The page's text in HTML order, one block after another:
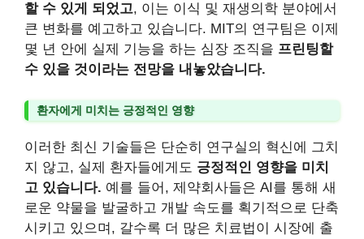
할 수 있게 되었고, 이는 이식 및 재생의학 분야에서
큰 변화를 예고하고 있습니다. MIT의 연구팀은 이제
몇 년 안에 실제 기능을 하는 심장 조직을 프린팅할
수 있을 것이라는 전망을 내놓았습니다.
환자에게 미치는 긍정적인 영향
이러한 최신 기술들은 단순히 연구실의 혁신에 그치
지 않고, 실제 환자들에게도 긍정적인 영향을 미치
고 있습니다. 예를 들어, 제약회사들은 AI를 통해 새
로운 약물을 발굴하고 개발 속도를 획기적으로 단축
시키고 있으며, 갈수록 더 많은 치료법이 시장에 출